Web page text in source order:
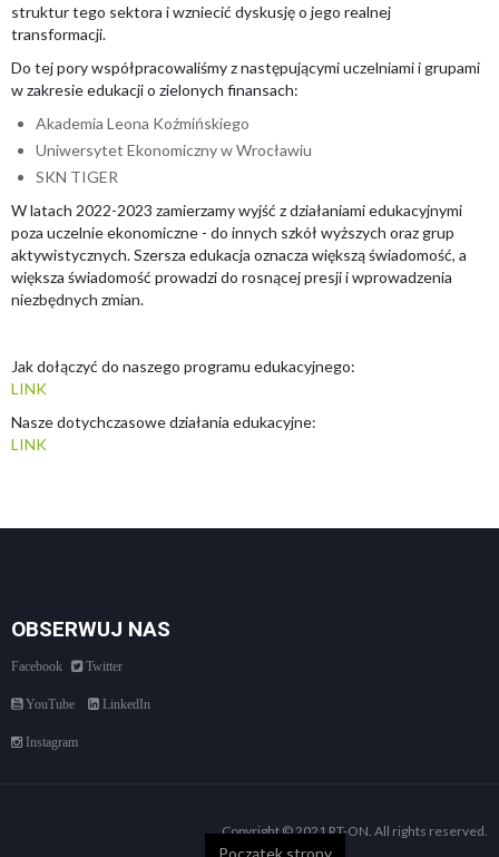
struktur tego sektora i wzniecić dyskusję o jego realnej
transformacji.
Do tej pory współpracowaliśmy z następującymi uczelniami i grupami
w zakresie edukacji o zielonych finansach:
Akademia Leona Koźmińskiego
Uniwersytet Ekonomiczny w Wrocławiu
SKN TIGER
W latach 2022-2023 zamierzamy wyjść z działaniami edukacyjnymi
poza uczelnie ekonomiczne - do innych szkół wyższych oraz grup
aktywistycznych. Szersza edukacja oznacza większą świadomość, a
większa świadomość prowadzi do rosnącej presji i wprowadzenia
niezbędnych zmian.
Jak dołączyć do naszego programu edukacyjnego:
LINK
Nasze dotychczasowe działania edukacyjne:
LINK
OBSERWUJ NAS
Facebook Twitter
YouTube LinkedIn
Instagram
Copyright © 2021 RT-ON. All rights reserved.
Początek strony